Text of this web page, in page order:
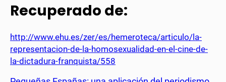
Recuperado de:
http://www.ehu.es/zer/es/hemeroteca/articulo/la-
representacion-de-la-homosexualidad-en-el-cine-de-
la-dictadura-franquista/558